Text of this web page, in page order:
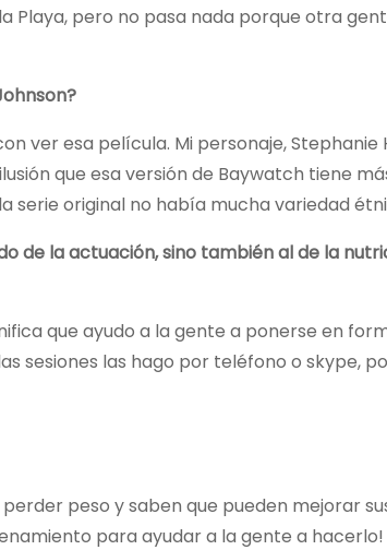
Playa, pero no pasa nada porque otra
ver esa película. Mi personaje,
que esa versión de Baywatch tiene
serie original no había mucha variedad
de la actuación, sino también al de la
que ayudo a la gente a ponerse en
sesiones las hago por teléfono o skype,
peso y saben que pueden mejorar
para ayudar a la gente a hacerlo!